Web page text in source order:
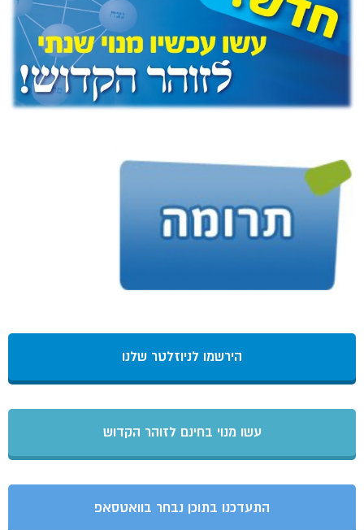
הירשמו לניוזלטר שלנו
עשו מנוי בחינם לזוהר הקדוש
התעדכנו בתוכן נבחר בוואטסאפ